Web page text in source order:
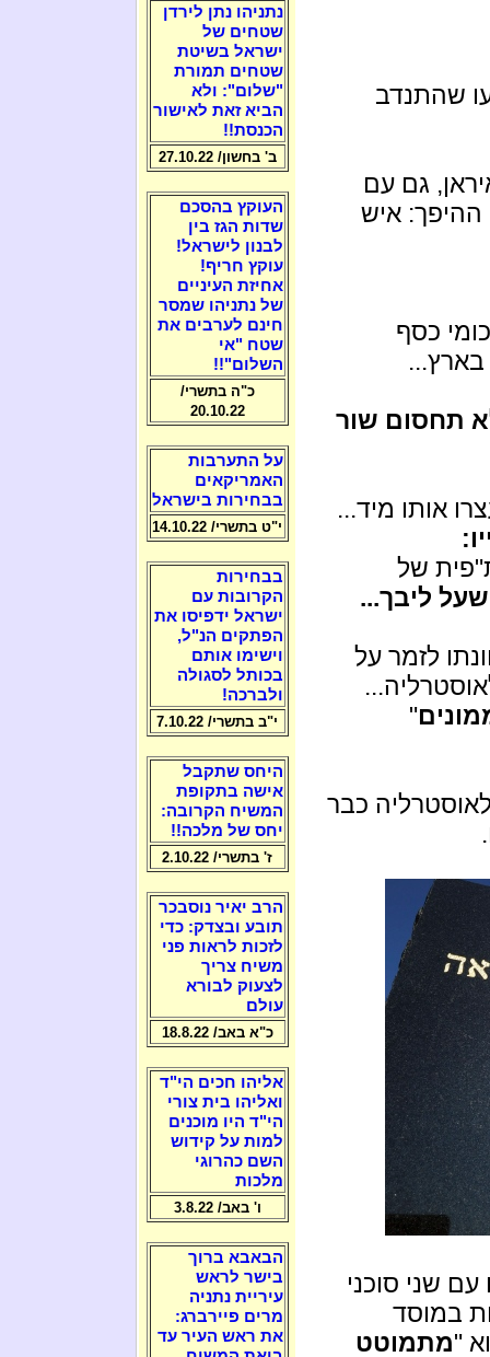
שהתנדב
גם עם
ההיפך: איש
כסף
בארץ...
תחסום שור
אותו מיד...
של
ליבך...
לזמר על
"
כבר
שני סוכני
במוסד
"מתמוטט
נתניהו נתן לירדן
שטחים של
ישראל בשיטת
שטחים תמורת
"שלום": ולא
הביא זאת לאישור
הכנסת!!
ב' בחשון/ 27.10.22
העוקץ בהסכם
שדות הגז בין
לבנון לישראל!
עוקץ חריף!
אחיזת העיניים
של נתניהו שמסר
חינם לערבים את
שטח "אי
השלום"!!
כ"ה בתשרי/
20.10.22
על התערבות
האמריקאים
בבחירות בישראל
י"ט בתשרי/ 14.10.22
בבחירות
הקרובות עם
ישראל ידפיסו את
הפתקים הנ"ל,
וישימו אותם
בכותל לסגולה
ולברכה!
י"ב בתשרי/ 7.10.22
היחס שתקבל
אישה בתקופת
המשיח הקרובה:
יחס של מלכה!!
ז' בתשרי/ 2.10.22
הרב יאיר נוסבכר
תובע ובצדק: כדי
לזכות לראות פני
משיח צריך
לצעוק לבורא
עולם
כ"א באב/ 18.8.22
אליהו חכים הי"ד
ואליהו בית צורי
הי"ד היו מוכנים
למות על קידוש
השם כהרוגי
מלכות
ו' באב/ 3.8.22
הבאבא ברוך
בישר לראש
עיריית נתניה
מרים פיירברג:
את ראש העיר עד